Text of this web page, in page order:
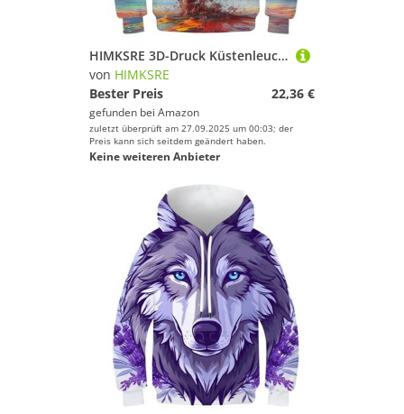
HIMKSRE 3D-Druck Küstenleuchttürme Kinder Hoodie Teen Mädchen Jungen Sweatshirt Tasche Pullover Hoodie for 6-7 Jahre(Style-10,110)
von HIMKSRE
Bester Preis
22,36 €
gefunden bei Amazon
zuletzt überprüft am 27.09.2025 um 00:03; der
Preis kann sich seitdem geändert haben.
Keine weiteren Anbieter